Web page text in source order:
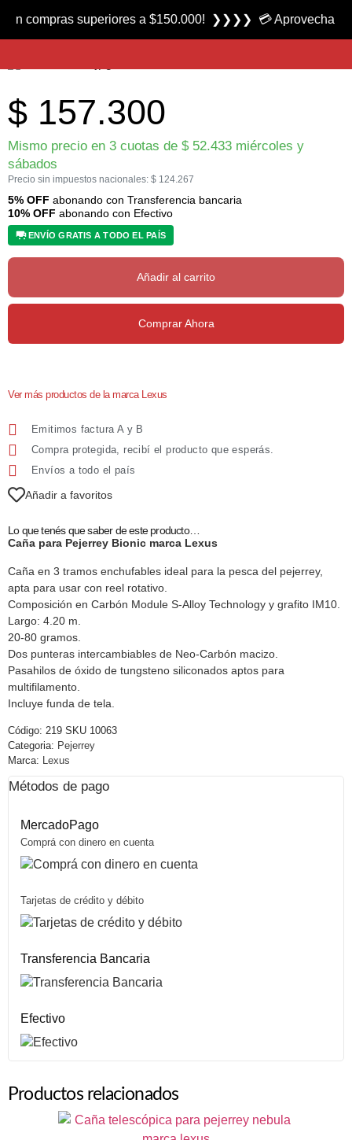
Producto nuevo
Caña para Pejerrey Bionic marca Lexus
$ 157.300
Mismo precio en 3 cuotas de $52.433 miércoles y
sábados
Precio sin impuestos nacionales: $ 124.267
5% OFF abonando con Transferencia bancaria
10% OFF abonando con Efectivo
ENVÍO GRATIS A TODO EL PAÍS
Añadir al carrito
Comprar Ahora
Ver más productos de la marca Lexus
Emitimos factura A y B
Compra protegida, recibí el producto que esperás.
Envíos a todo el país
Añadir a favoritos
Lo que tenés que saber de este producto…
Caña para Pejerrey Bionic marca Lexus
Caña en 3 tramos enchufables ideal para la pesca del pejerrey,
apta para usar con reel rotativo.
Composición en Carbón Module S-Alloy Technology y grafito IM10.
Largo: 4.20 m.
20-80 gramos.
Dos punteras intercambiables de Neo-Carbón macizo.
Pasahilos de óxido de tungsteno siliconados aptos para
multifilamento.
Incluye funda de tela.
Código: 219 SKU 10063
Categoria: Pejerrey
Marca:
Lexus
Métodos de pago
MercadoPago
Comprá con dinero en cuenta
Tarjetas de crédito y débito
Transferencia Bancaria
Efectivo
Productos relacionados
superiores a $150.000! ❯❯❯❯ 💳 Aprovecha las 3